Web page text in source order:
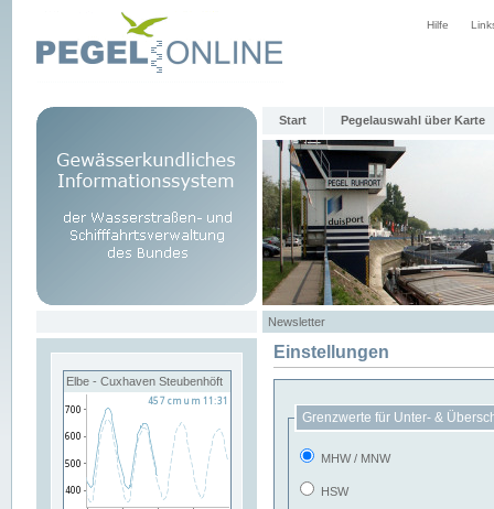
Hilfe
Start Pegelauswahl über Karte
Newsletter
Elbe - Cuxhaven Steubenhöft
Einstellungen
Grenzwerte für Unter- &
MHW / MNW
HSW